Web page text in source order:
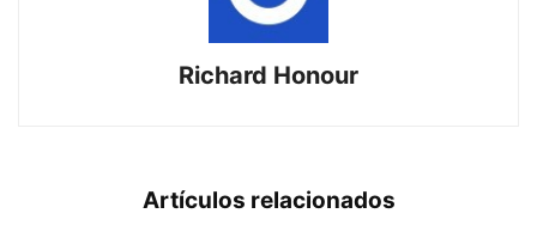
Richard Honour
Artículos relacionados